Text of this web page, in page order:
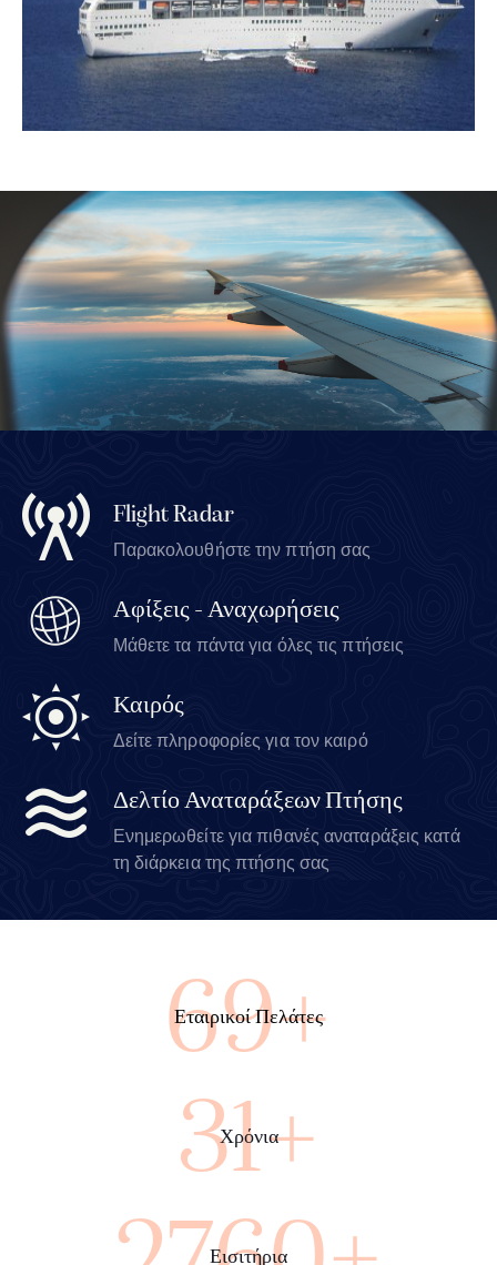
Flight Radar
Παρακολουθήστε την πτήση σας
Αφίξεις - Αναχωρήσεις
Μάθετε τα πάντα για όλες τις πτήσεις
Καιρός
Δείτε πληροφορίες για τον καιρό
Δελτίο Αναταράξεων Πτήσης
Ενημερωθείτε για πιθανές αναταράξεις κατά
τη διάρκεια της πτήσης σας
100+
Εταιρικοί Πελάτες
45+
Χρόνια
Εισιτήρια